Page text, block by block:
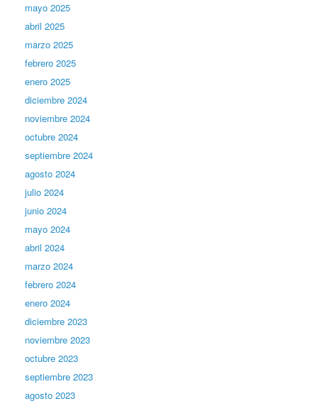
mayo 2025
abril 2025
marzo 2025
febrero 2025
enero 2025
diciembre 2024
noviembre 2024
octubre 2024
septiembre 2024
agosto 2024
julio 2024
junio 2024
mayo 2024
abril 2024
marzo 2024
febrero 2024
enero 2024
diciembre 2023
noviembre 2023
octubre 2023
septiembre 2023
agosto 2023